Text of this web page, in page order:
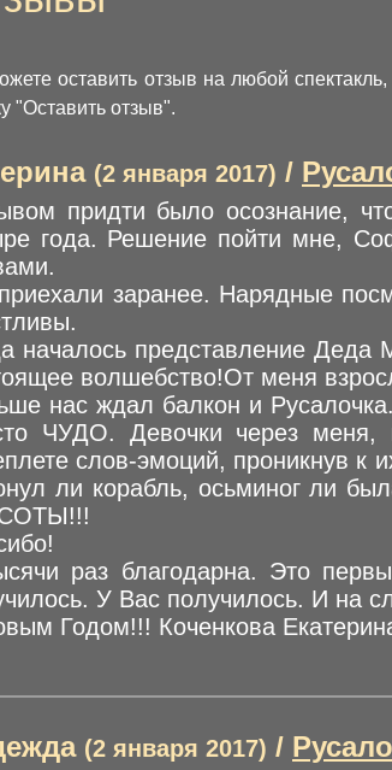
оставить отзыв на любой
"Оставить отзыв".
(2 января 2017) /
придти было осознание,
года. Решение пойти мне,
заранее. Нарядные
началось представление Деда
волшебство!От меня
нас ждал балкон и
ЧУДО. Девочки через меня,
слов-эмоций, проникнув
ли корабль, осьминог ли
раз благодарна. Это
У Вас получилось. И на
Годом!!! Коченкова
(2 января 2017) /